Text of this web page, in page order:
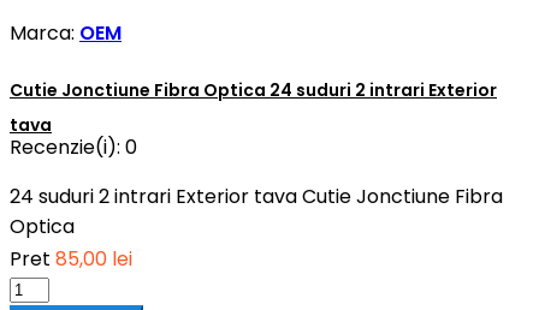
Marca: OEM
Cutie Jonctiune Fibra Optica 24 suduri 2 intrari Exterior
tava
Recenzie(i): 0
24 suduri 2 intrari Exterior tava Cutie Jonctiune Fibra
Optica
Pret 85,00 lei